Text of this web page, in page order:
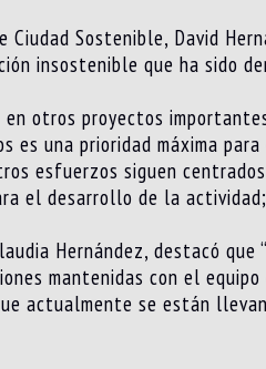
Sostenible, David
insostenible que ha sido
en otros proyectos
una prioridad máxima
esfuerzos siguen
el desarrollo de la
Hernández, destacó
mantenidas con el
actualmente se están